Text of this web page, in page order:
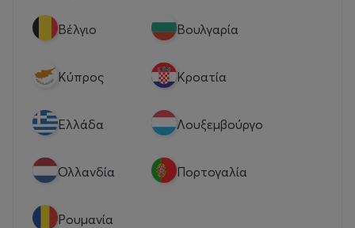
Βέλγιο Βουλγαρία
Κύπρος Κροατία
Eλλάδα Λουξεμβούργο
Ολλανδία Πορτογαλία
Ρουμανία